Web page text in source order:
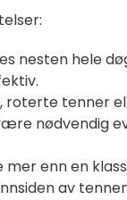
nesten hele
roterte tenner
nødvendig
mer enn en
av